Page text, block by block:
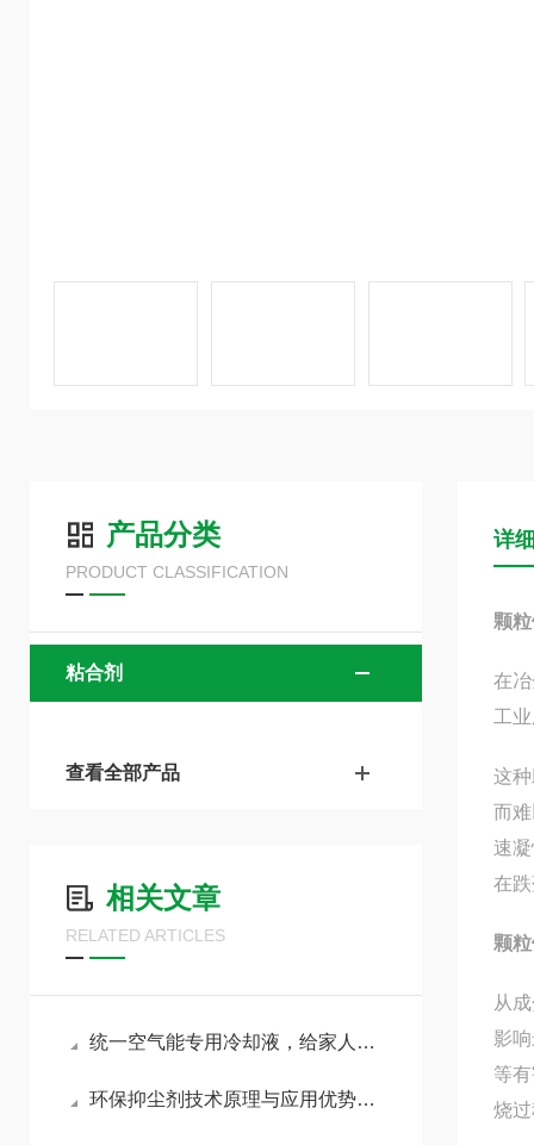
产品分类
PRODUCT CLASSIFICATION
粘合剂
查看全部产品
相关文章
RELATED ARTICLES
统一空气能专用冷却液，给家人触手可及的温柔守护
环保抑尘剂技术原理与应用优势浅析
详
颗
在
工
这
而
速
在
颗
从
影
等
烧